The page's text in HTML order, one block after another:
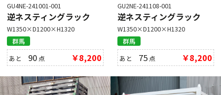
GU4NE-241001-001
逆ネスティングラック
W1350×D1200×H1320
群馬
あと 90 点 ￥8,200
GU2NE-241108-001
逆ネスティングラック
W1350×D1200×H1320
群馬
あと 75 点 ￥8,200